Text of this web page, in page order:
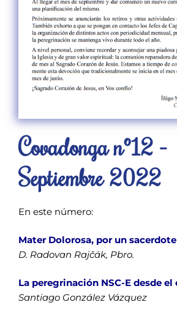
Covadonga nº12 -
Septiembre 2022
En este número:
Mater Dolorosa, por un
D. Radovan Rajčák, Pbro.
La peregrinación NSC-E desde
Santiago González Vázquez